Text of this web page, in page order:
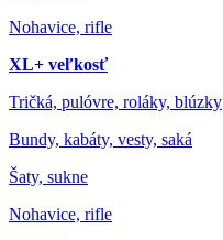
Nohavice, rifle
XL+ veľkosť
Tričká, pulóvre, roláky, blúzky
Bundy, kabáty, vesty, saká
Šaty, sukne
Nohavice, rifle